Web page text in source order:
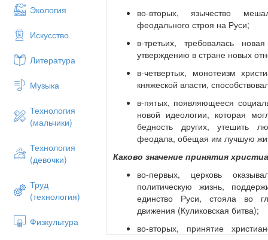
Экология
Искусство
Литература
Музыка
Технология
(мальчики)
Технология
(девочки)
Труд
(технология)
Физкультура
Когда Русь вступила в период
раздробленности?
Назови основные политические
раздробленности.
Какое из русских княжеств стало
политической неразберихи?
В какое время достигло Большой
Какая группа населения имела
почему?
Когда и кем была основана Москва?
Назови имена князей, при которых
возвышение княжества.
Расскажи о завоеваниях монголо-
Когда произошла первая встреча
дружин
во-вторых, язычество
феодального строя на Руси;
в-третьих, требовалась
утверждению в стране новых
в-четвертых, монотеизм
княжеской власти,
в-пятых, появляющееся
новой идеологии, которая
бедность других, утешить
феодала, обещая им лучшую
Каково значение принятия
во-первых, церковь
политическую жизнь,
единство Руси, стояла во
движения (Куликовская битва);
во-вторых, принятие